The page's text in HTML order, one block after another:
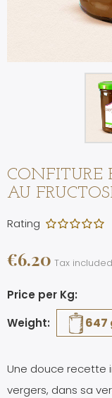
CONFITURE
AU
Rating
€6.20 Tax included
Price per Kg:
Weight:
647
Une douce recette
vergers, dans sa